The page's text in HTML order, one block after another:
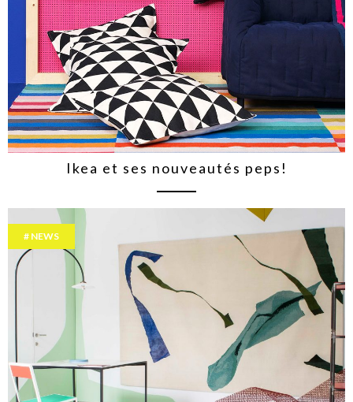
Ikea et ses nouveautés peps!
NEWS